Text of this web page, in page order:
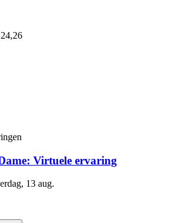
Virtuele ervaring
13 aug.